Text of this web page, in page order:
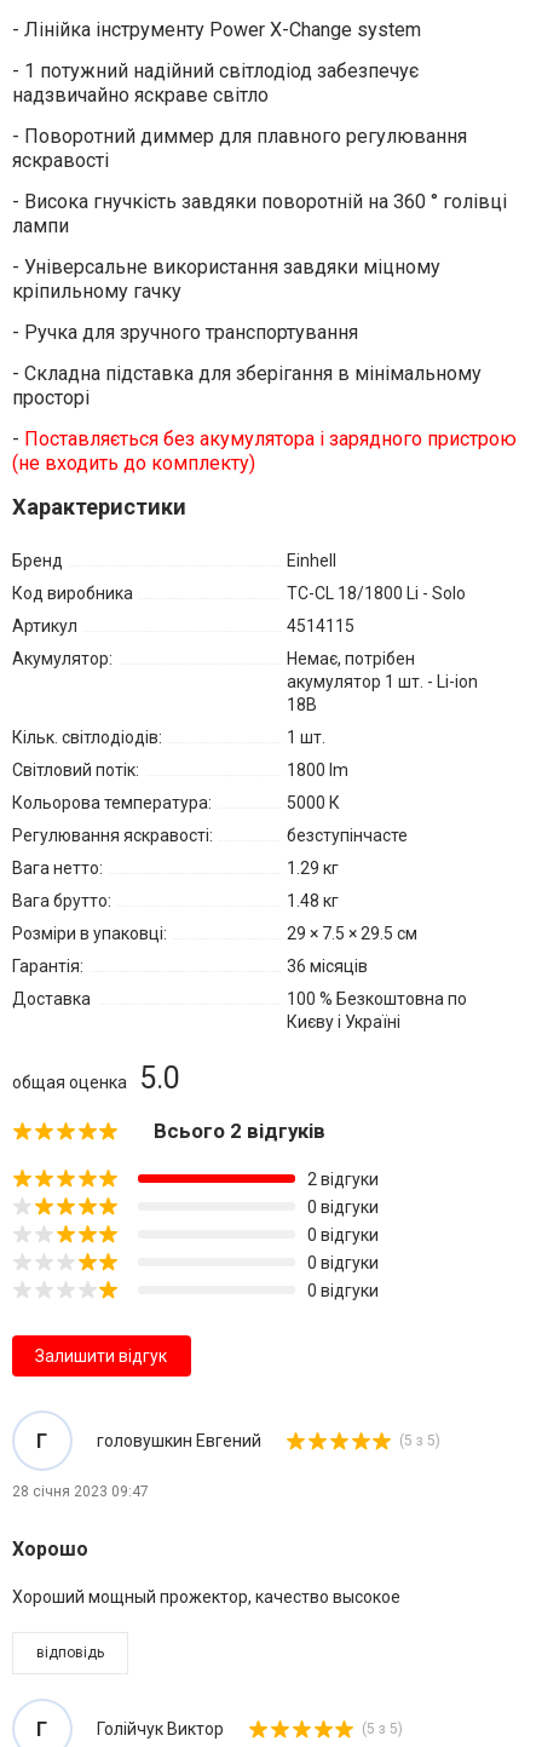
- Лінійка інструменту Power X-Change system
- 1 потужний надійний світлодіод забезпечує
надзвичайно яскраве світло
- Поворотний диммер для плавного регулювання
яскравості
- Висока гнучкість завдяки поворотній на 360 ° голівці
лампи
- Універсальне використання завдяки міцному
кріпильному гачку
- Ручка для зручного транспортування
- Складна підставка для зберігання в мінімальному
просторі
- Поставляється без акумулятора і зарядного пристрою
(не входить до комплекту)
Характеристики
Бренд
Einhell
Код виробника
TC-CL 18/1800 Li - Solo
Артикул
4514115
Акумулятор:
Немає, потрібен
акумулятор 1 шт. - Li-ion
18В
Кільк. світлодіодів:
1 шт.
Світловий потік:
1800 lm
Кольорова температура:
5000 К
Регулювання яскравості:
безступінчасте
Вага нетто:
1.29 кг
Вага брутто:
1.48 кг
Розміри в упаковці:
29 × 7.5 × 29.5 см
Гарантія:
36 місяців
Доставка
100 % Безкоштовна по
Києву і Україні
5.0
общая оценка
Всього 2 відгуків
2 відгуки
0 відгуки
0 відгуки
0 відгуки
0 відгуки
Залишити відгук
Г головушкин Евгений (5 з 5)
28 січня 2023 09:47
Хорошо
Хороший мощный прожектор, качество высокое
відповідь
Г Голійчук Виктор (5 з 5)